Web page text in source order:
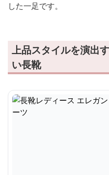
した一足です。
上品スタイルを演出
い長靴